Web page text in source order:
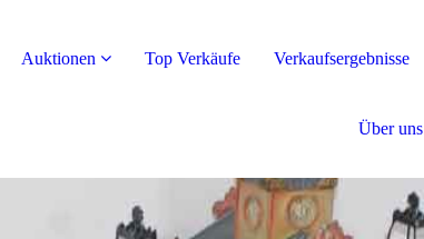
Auktionen Top Verkäufe Verkaufsergebnisse
Über uns